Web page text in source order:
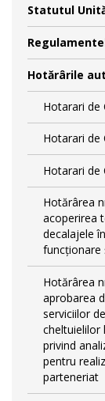
Statutul
Hotărârile
Hotarari de
Hotarari de
Hotarari de
Hotărârea
acoperirea
decalajele
funcționare
Hotărârea
aprobarea
serviciilor
cheltuielilor
privind
pentru
parteneriat